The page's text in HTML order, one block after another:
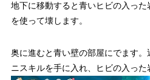
地下に移動すると青いヒビの入っ
を使って壊します。
奥に進むと青い壁の部屋にでます
ニスキルを手に入れ、ヒビの入った